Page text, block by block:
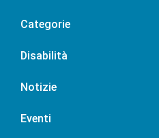
Categorie
Disabilità
Notizie
Eventi